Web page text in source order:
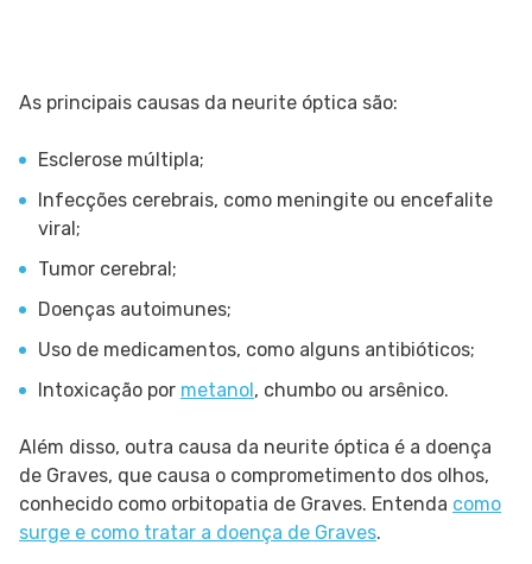
As principais causas da neurite óptica são:
Esclerose múltipla;
Infecções cerebrais, como meningite ou encefalite
viral;
Tumor cerebral;
Doenças autoimunes;
Uso de medicamentos, como alguns antibióticos;
Intoxicação por metanol , chumbo ou arsênico.
Além disso, outra causa da neurite óptica é a doença
de Graves, que causa o comprometimento dos olhos,
conhecido como orbitopatia de Graves. Entenda como
surge e como tratar a doença de Graves.